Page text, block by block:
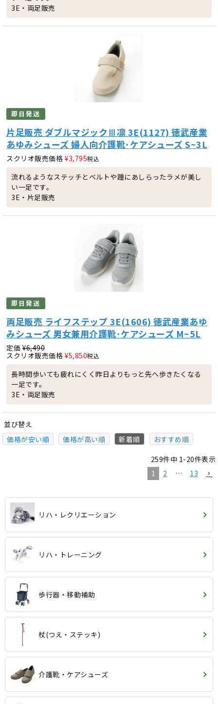
3E・両足販売
即日発送
片足販売 ダブルマジックⅢ凛 3E(1127) 徳武産業
あゆみシューズ 婦人向介護靴･ケアシューズ S~3L
スクリオ販売価格 ¥3,795税込
流れるようなステッチとベルトや踵にあしらったラメが美し
い一足です。
3E・片足販売
即日発送
両足販売 ライフステップ 3E(1606) 徳武産業あゆ
みシューズ 男女兼用介護靴･ケアシューズ M~5L
定価 ¥6,490
スクリオ販売価格 ¥5,850税込
長時間歩いても疲れにくく昨日よりもっと先へ歩きたくなる
一足です。
3E・両足販売
並び替え
価格が安い順
価格が高い順 新着順 おすすめ順
259件中 1-20件表示
1
2 … 13
リハ・レクリエーション
リハ・トレーニング
歩行器・移動補助
杖(つえ・ステッキ)
介護靴・ケアシューズ